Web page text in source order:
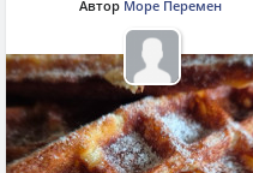
Автор Море Перемен